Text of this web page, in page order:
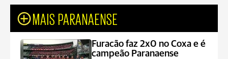
MAIS PARANAENSE
Furacão faz 2x0 no Coxa e é
campeão Paranaense